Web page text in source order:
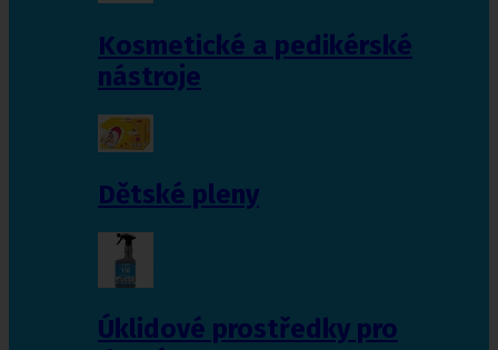
Kosmetické a pedikérské
nástroje
Dětské pleny
Úklidové prostředky pro